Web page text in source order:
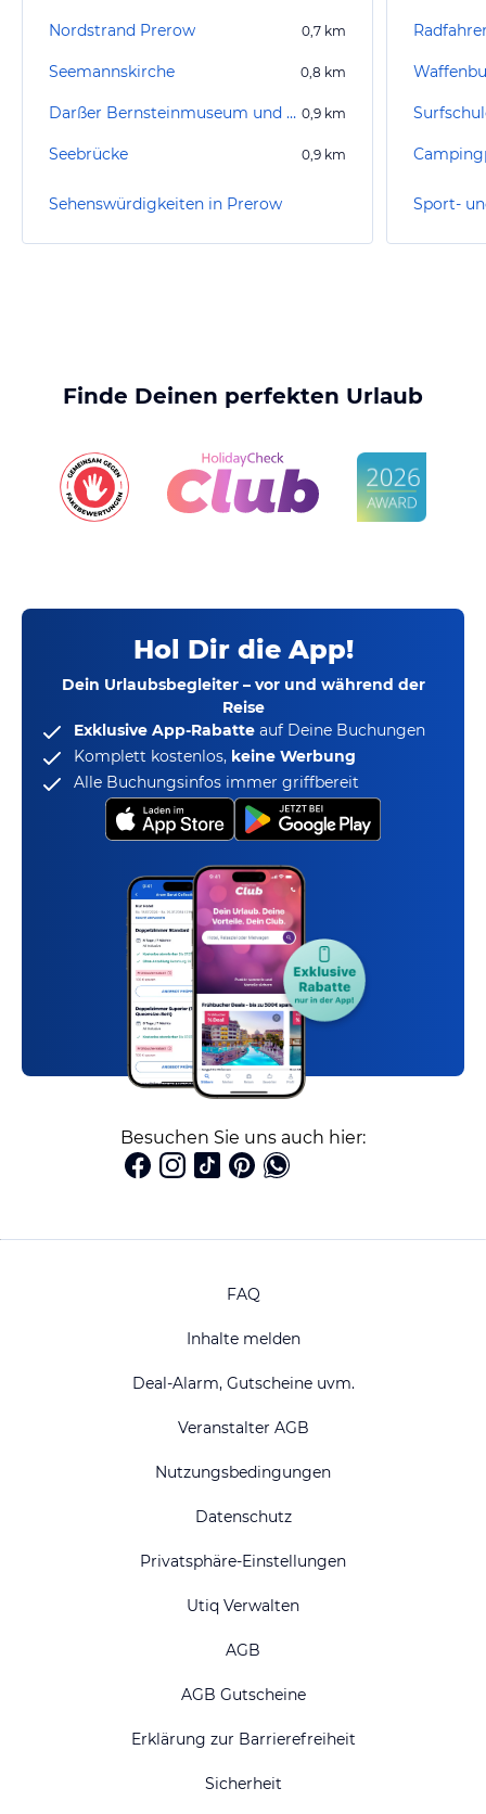
Nordstrand Prerow 0,7 km
Seemannskirche 0,8 km
Darßer Bernsteinmuseum und Heimatgalerie Prerow 0,9 km
Seebrücke 0,9 km
Sehenswürdigkeiten in Prerow Sport-
Finde Deinen perfekten Urlaub
Hol Dir die App!
Dein Urlaubsbegleiter – vor und während der
Reise
Exklusive App-Rabatte auf Deine Buchungen
Komplett kostenlos, keine Werbung
Alle Buchungsinfos immer griffbereit
Besuchen Sie uns auch hier:
FAQ
Inhalte melden
Deal-Alarm, Gutscheine uvm.
Veranstalter AGB
Nutzungsbedingungen
Datenschutz
Privatsphäre-Einstellungen
Utiq Verwalten
AGB
AGB Gutscheine
Erklärung zur Barrierefreiheit
Sicherheit